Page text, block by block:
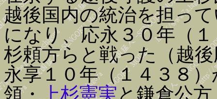
越後国内の統治を担っ
になり、応永３０年（
杉頼方らと戦った（越
永享１０年（１４３８
領・
上杉憲実と鎌倉公方